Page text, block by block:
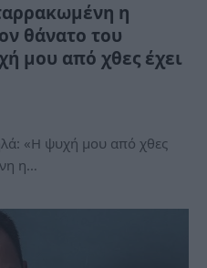
η
θάνατο του
μου από χθες έχει
«Η ψυχή μου από χθες
η…